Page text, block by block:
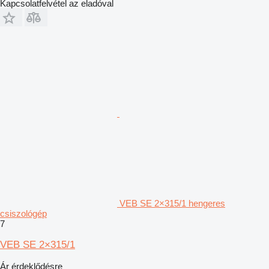
Kapcsolatfelvétel az eladóval
VEB SE 2×315/1 hengeres
csiszológép
7
VEB SE 2×315/1
Ár érdeklődésre